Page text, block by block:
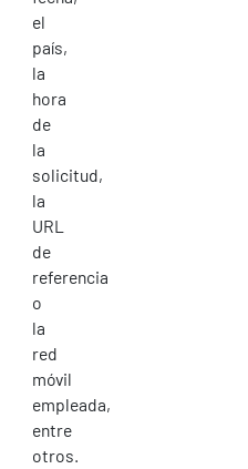
el
país,
la
hora
de
la
solicitud,
la
URL
de
referencia
o
la
red
móvil
empleada,
entre
otros.